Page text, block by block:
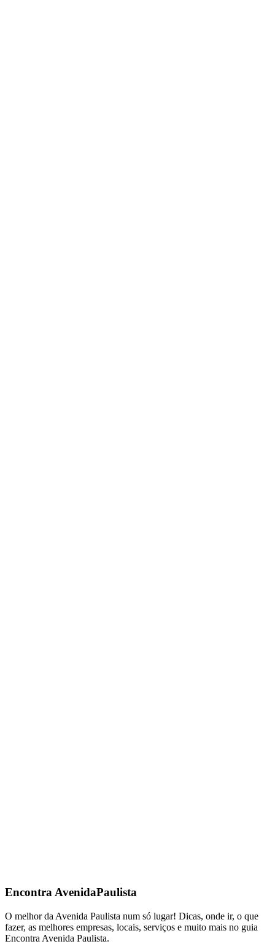
Encontra AvenidaPaulista
O melhor da Avenida Paulista num só lugar! Dicas, onde ir, o que
fazer, as melhores empresas, locais, serviços e muito mais no guia
Encontra Avenida Paulista.